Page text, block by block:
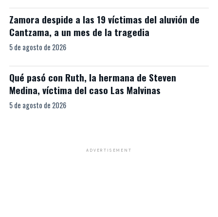
Zamora despide a las 19 víctimas del aluvión de
Cantzama, a un mes de la tragedia
5 de agosto de 2026
Qué pasó con Ruth, la hermana de Steven
Medina, víctima del caso Las Malvinas
5 de agosto de 2026
ADVERTISEMENT